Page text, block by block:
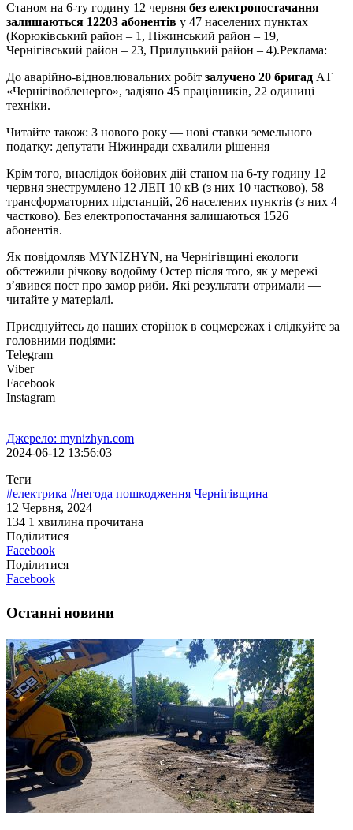
Станом на 6-ту годину 12 червня без електропостачання
залишаються 12203 абонентів у 47 населених пунктах
(Корюківський район – 1, Ніжинський район – 19,
Чернігівський район – 23, Прилуцький район – 4).Реклама:
До аварійно-відновлювальних робіт залучено 20 бригад АТ
«Чернігівобленерго», задіяно 45 працівників, 22 одиниці
техніки.
Читайте також: З нового року — нові ставки земельного
податку: депутати Ніжинради схвалили рішення
Крім того, внаслідок бойових дій станом на 6-ту годину 12
червня знеструмлено 12 ЛЕП 10 кВ (з них 10 частково), 58
трансформаторних підстанцій, 26 населених пунктів (з них 4
частково). Без електропостачання залишаються 1526
абонентів.
Як повідомляв MYNIZHYN, на Чернігівщині екологи
обстежили річкову водойму Остер після того, як у мережі
з’явився пост про замор риби. Які результати отримали —
читайте у матеріалі.
Приєднуйтесь до наших сторінок в соцмережах і слідкуйте за
головними подіями:
Telegram
Viber
Facebook
Instagram
Джерело: mynizhyn.com
2024-06-12 13:56:03
Теги
#електрика #негода пошкодження Чернігівщина
12 Червня, 2024
134 1 хвилина прочитана
Поділитися
Facebook
Поділитися
Facebook
Останні новини